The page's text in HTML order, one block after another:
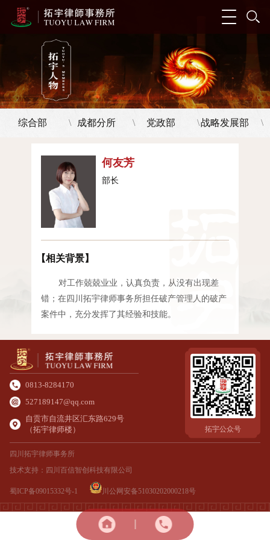
综合部 \ 成都分所 \ 党政部 \战略发展部 \
何友芳
部长
【相关背景】
对工作兢兢业业，认真负责，从没有出现差
错；在四川拓宇律师事务所担任破产管理人的破产
案件中，充分发挥了其经验和技能。
0813-8284170
527189147@qq.com
自贡市自流井区汇东路629号
（拓宇律师楼）
拓宇公众号
四川拓宇律师事务所
技术支持： 四川百信智创科技有限公司
蜀ICP备09015332号-1 川公网安备51030202000218号